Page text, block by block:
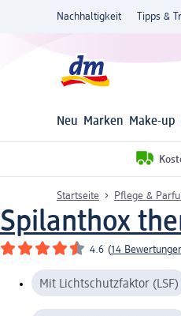
Nachhaltigkeit Tipps &
Neu Marken Make-up
Startseite Pflege &
Spilanthox
4.6 (14
Mit Lichtschutzfaktor (LSF)